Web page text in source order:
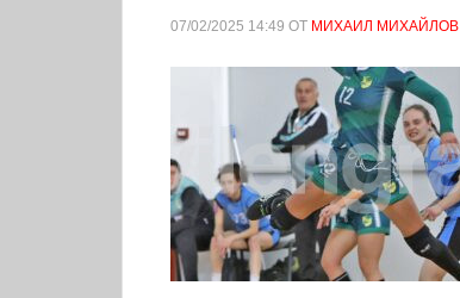
07/02/2025 14:49 ОТ МИХАИЛ МИХАЙЛОВ